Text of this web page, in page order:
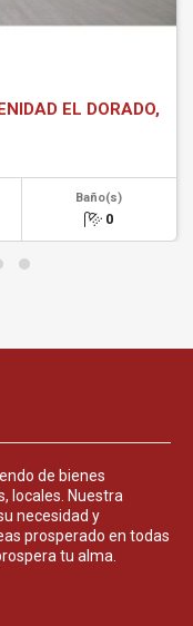
EL DORADO,
Baño(s)
0
de bienes
locales. Nuestra
necesidad y
prosperado en todas
tu alma.